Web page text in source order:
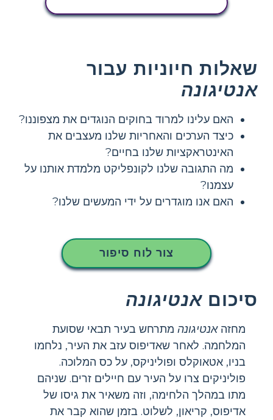
שאלות חיוניות עבור
אנטיגונה
האם עלינו למרוד בחוקים הנוגדים את מצפוננו?
כיצד הערכים והאחריות שלנו מעצבים את
האינטראקציות שלנו בחיים?
מה התגובה שלנו לקונפליקט מלמדת אותנו על
עצמנו?
האם אנו מוגדרים על ידי המעשים שלנו?
צור לוח סיפור
סיכום אנטיגונה
מחזהאנטיגונה מתרחש בעיר תבאי שסועת
המלחמה. לאחר שאדיפוס עזב את העיר, נלחמו
בניו, אטאוקלס ופוליניקס, על כס המלוכה.
פוליניקים צרו על העיר עם חיילים זרים. שניהם
מתו במהלך הלחימה, וזה משאיר את גיסו של
אדיפוס, קריאון, לשלוט. בזמן שהוא קבר את